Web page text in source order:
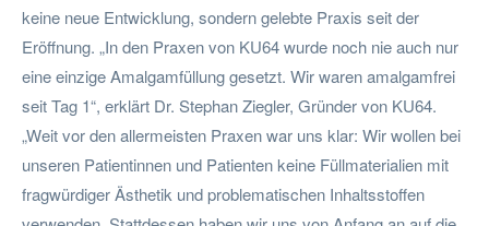
keine neue Entwicklung, sondern gelebte Praxis seit der
Eröffnung. „In den Praxen von KU64 wurde noch nie auch nur
eine einzige Amalgamfüllung gesetzt. Wir waren amalgamfrei
seit Tag 1“, erklärt Dr. Stephan Ziegler, Gründer von KU64.
„Weit vor den allermeisten Praxen war uns klar: Wir wollen bei
unseren Patientinnen und Patienten keine Füllmaterialien mit
fragwürdiger Ästhetik und problematischen Inhaltsstoffen